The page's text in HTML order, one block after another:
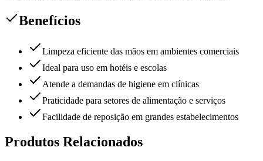
Benefícios
Limpeza eficiente das mãos em ambientes comerciais
Ideal para uso em hotéis e escolas
Atende a demandas de higiene em clínicas
Praticidade para setores de alimentação e serviços
Facilidade de reposição em grandes estabelecimentos
Produtos Relacionados